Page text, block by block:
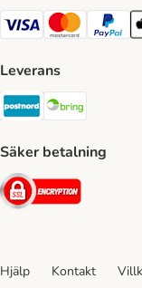
VISA Payment Method
MastercardPaypal
Leverans
Postnord
Säker betalning
Security
Hjälp Kontakt